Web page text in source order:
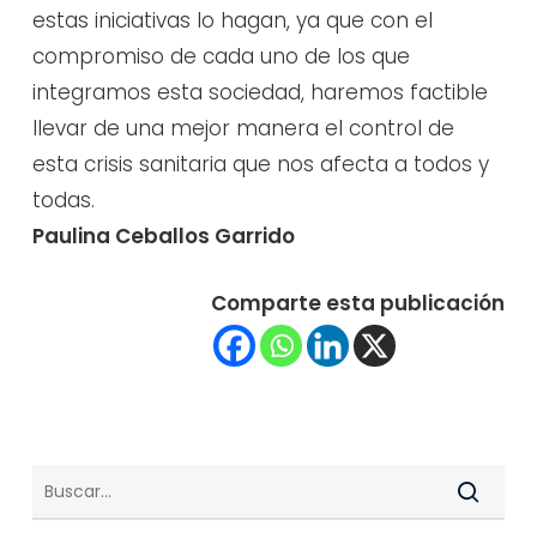
estas iniciativas lo hagan, ya que con el
compromiso de cada uno de los que
integramos esta sociedad, haremos factible
llevar de una mejor manera el control de
esta crisis sanitaria que nos afecta a todos y
todas.
Paulina Ceballos Garrido
Comparte esta publicación